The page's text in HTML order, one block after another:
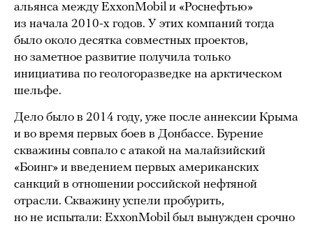
альянса между ExxonMobil и «Роснефтью»
из начала 2010-х годов. У этих компаний тогда
было около десятка совместных проектов,
но заметное развитие получила только
инициатива по геологоразведке на арктическом
шельфе.
Дело было в 2014 году, уже после аннексии Крыма
и во время первых боев в Донбассе. Бурение
скважины совпало с атакой на малайзийский
«Боинг» и введением первых американских
санкций в отношении российской нефтяной
отрасли. Скважину успели пробурить,
но не испытали: ExxonMobil был вынужден срочно